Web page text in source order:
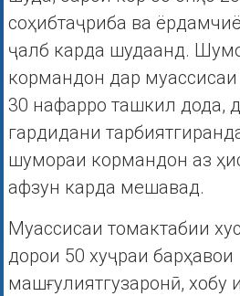
соҳибтаҷриба ва
ҷалб карда шудаанд.
кормандон дар
30 нафарро ташкил дода,
гардидани
шумораи кормандон аз
афзун карда мешавад.
Муассисаи томактабии
дорои 50 хуҷраи барҳавои
машғулиятгузаронӣ, хобу